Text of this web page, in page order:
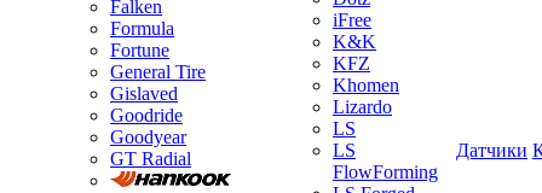
Falken
Formula
Fortune
General Tire
Gislaved
Goodride
Goodyear
GT Radial
iFree
K&K
KFZ
Khomen
Lizardo
LS
LS
FlowForming
Датчики